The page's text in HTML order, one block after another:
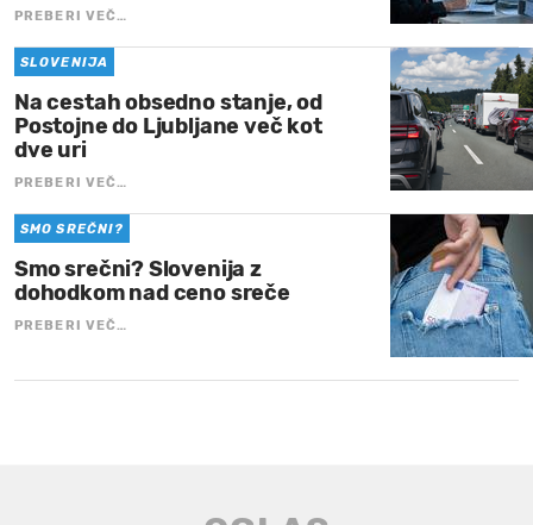
PREBERI VEČ…
SLOVENIJA
Na cestah obsedno stanje, od
Postojne do Ljubljane več kot
dve uri
PREBERI VEČ…
SMO SREČNI?
Smo srečni? Slovenija z
dohodkom nad ceno sreče
PREBERI VEČ…